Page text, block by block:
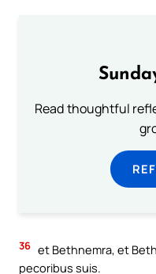
Read thoughtful
36 et Bethnemra, et
pecoribus suis.